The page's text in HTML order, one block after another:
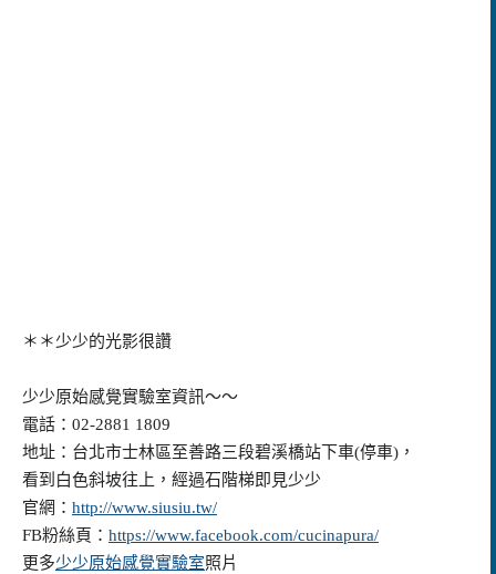
＊＊少少的光影很讚
少少原始感覺實驗室資訊～～
電話：02-2881 1809
地址：台北市士林區至善路三段碧溪橋站下車(停車)，
看到白色斜坡往上，經過石階梯即見少少
官網： http://www.siusiu.tw/
FB粉絲頁： https://www.facebook.com/cucinapura/
更多少少原始感覺實驗室照片